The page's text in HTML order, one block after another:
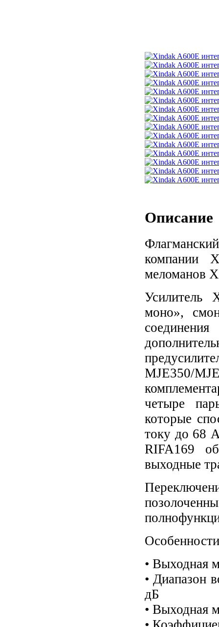
Описание
компании
меломанов
Усилитель
моно»,
MJE350/
четыре
которые
току до 68
RIFA169
выходные
• Выходная
•Диапазон
дБ
• Выходная